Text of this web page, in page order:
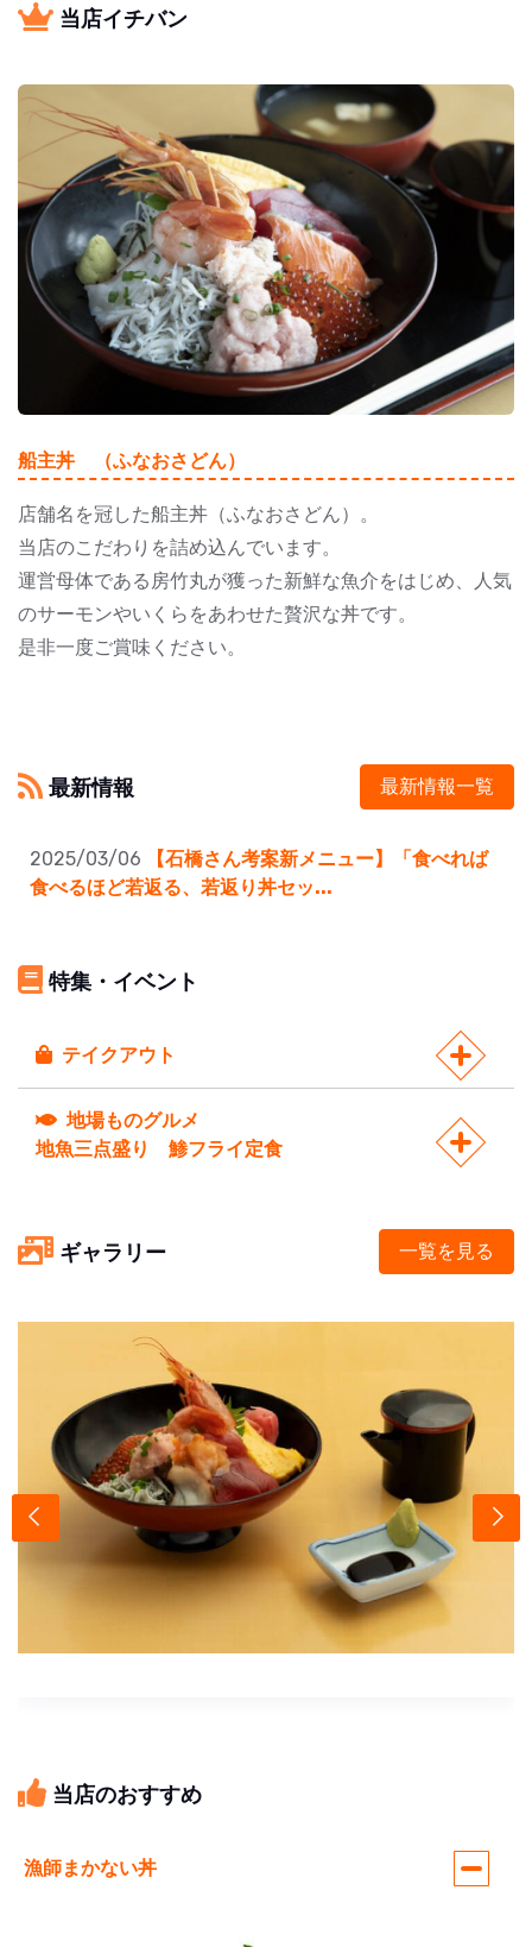
当店イチバン
船主丼 （ふなおさどん）
店舗名を冠した船主丼（ふなおさどん）。
当店のこだわりを詰め込んでいます。
運営母体である房竹丸が獲った新鮮な魚介をはじめ、人気
のサーモンやいくらをあわせた贅沢な丼です。
是非一度ご賞味ください。
最新情報 最新情報一覧
2025/03/06
【石橋さん考案新メニュー】「食べれば
食べるほど若返る、若返り丼セッ...
特集・イベント
テイクアウト
地場ものグルメ
地魚三点盛り 鯵フライ定食
ギャラリー 一覧を見る
当店のおすすめ
漁師まかない丼